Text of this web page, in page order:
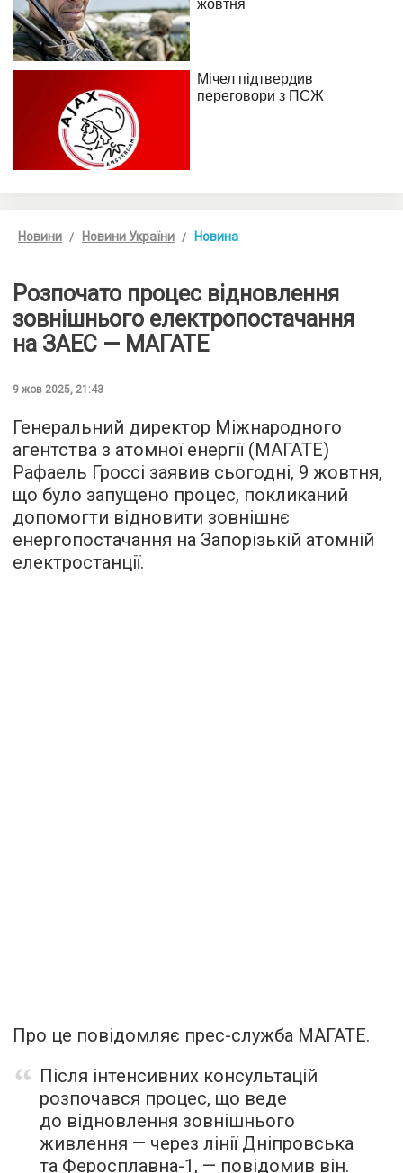
Новини Новини України Новина
Розпочато процес відновлення
зовнішнього електропостачання
на ЗАЕС — МАГАТЕ
9 жов 2025, 21:43
Генеральний директор Міжнародного
агентства з атомної енергії (МАГАТЕ)
Рафаель Гроссі заявив сьогодні, 9 жовтня,
що було запущено процес, покликаний
допомогти відновити зовнішнє
енергопостачання на Запорізькій атомній
електростанції.
Про це повідомляє прес-служба МАГАТЕ.
Після інтенсивних консультацій
розпочався процес, що веде
до відновлення зовнішнього
живлення — через лінії Дніпровська
та Феросплавна-1, — повідомив він.